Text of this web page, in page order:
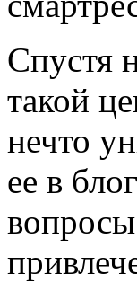
Спустя
такой
нечто
ее в